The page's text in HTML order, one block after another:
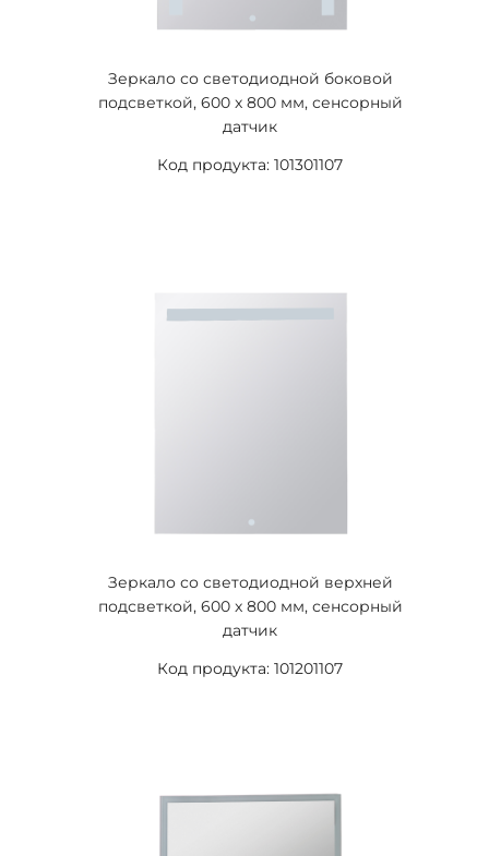
Зеркало со светодиодной боковой
подсветкой, 600 x 800 мм, сенсорный
датчик
Код продукта: 101301107
Зеркало со светодиодной верхней
подсветкой, 600 x 800 мм, сенсорный
датчик
Код продукта: 101201107